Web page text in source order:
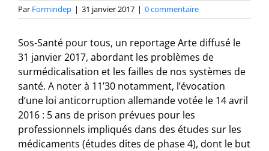
Par Formindep | 31 janvier 2017 | 0 commentaire
Sos-Santé pour tous, un reportage Arte diffusé le
31 janvier 2017, abordant les problèmes de
surmédicalisation et les failles de nos systèmes de
santé. A noter à 11’30 notamment, l’évocation
d’une loi anticorruption allemande votée le 14 avril
2016 : 5 ans de prison prévues pour les
professionnels impliqués dans des études sur les
médicaments (études dites de phase 4), dont le but